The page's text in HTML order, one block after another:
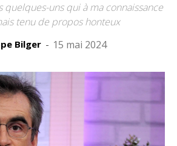
quelques-uns qui à ma connaissance
tenu de propos honteux
Bilger - 15 mai 2024